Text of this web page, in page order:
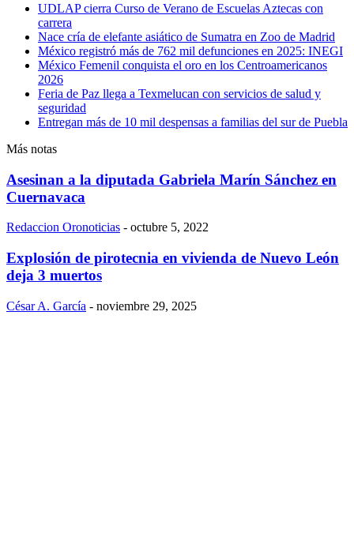
UDLAP cierra Curso de Verano de Escuelas Aztecas con
carrera
Nace cría de elefante asiático de Sumatra en Zoo de Madrid
México registró más de 762 mil defunciones en 2025: INEGI
México Femenil conquista el oro en los Centroamericanos
2026
Feria de Paz llega a Texmelucan con servicios de salud y
seguridad
Entregan más de 10 mil despensas a familias del sur de Puebla
Más notas
Asesinan a la diputada Gabriela Marín Sánchez en
Cuernavaca
Redaccion Oronoticias - octubre 5, 2022
Explosión de pirotecnia en vivienda de Nuevo León
deja 3 muertos
César A. García - noviembre 29, 2025